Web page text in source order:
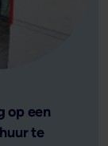
op een
te